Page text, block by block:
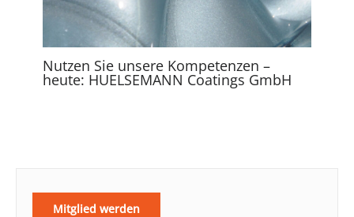
Nutzen Sie unsere Kompetenzen –
heute: HUELSEMANN Coatings GmbH
Mitglied werden